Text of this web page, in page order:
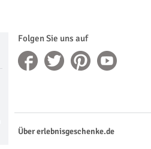
Folgen Sie uns auf
Über erlebnisgeschenke.de